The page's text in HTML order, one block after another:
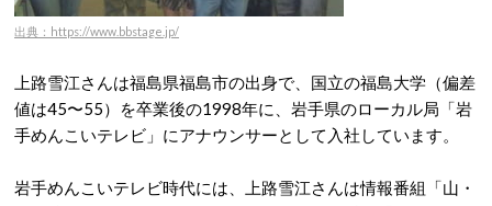
出典：https://www.bbstage.jp/
上路雪江さんは福島県福島市の出身で、国立の福島大学（偏差
値は45〜55）を卒業後の1998年に、岩手県のローカル局「岩
手めんこいテレビ」にアナウンサーとして入社しています。
岩手めんこいテレビ時代には、上路雪江さんは情報番組「山・